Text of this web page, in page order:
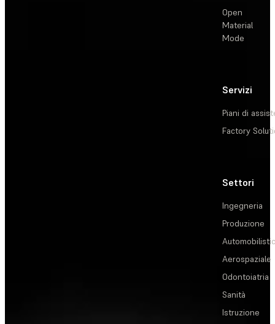
Open
Material
Mode
Servizi
Piani di
Factory
Settori
Ingegneria
Produzione
Aerospaziale
Odontoiatria
Sanità
Istruzione